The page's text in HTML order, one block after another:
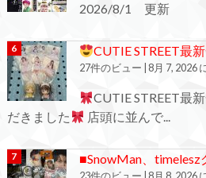
2026/8/1 更新
CUTIE STREET最
27件のビュー 8月 7, 2026
CUTIE STREET最
だきました
店頭に並んで...
■SnowMan、timelesz